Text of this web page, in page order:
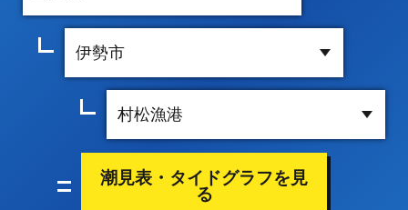
潮見表・タイドグラフを見
る